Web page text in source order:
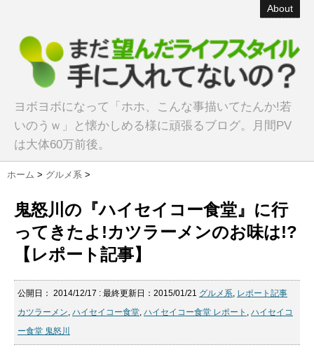
About
ヨボヨボになって「ホホ、こんな事描いてたんか!若
いのうｗ」と懐かしめる様に頑張るブログ。月間PV
は大体60万前後。
ホーム > グルメ系 >
鬼怒川の『ハイセイコー食堂』に行
ってきたよ!カツラーメンのお味は!?
【レポート記事】
公開日： 2014/12/17 : 最終更新日：2015/01/21 グルメ系, レポート記事
カツラーメン, ハイセイコー食堂, ハイセイコー食堂 レポート , ハイセイコ
ー食堂 鬼怒川